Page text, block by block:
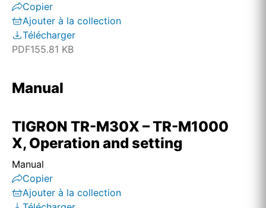
Copier
Ajouter à la collection
Télécharger
PDF155.81 KB
Manual
TIGRON TR-M30X – TR-M1000
X, Operation and setting
Manual
Copier
Ajouter à la collection